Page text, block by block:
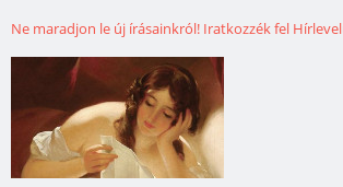
Ne maradjon le új írásainkról! Iratkozzék fel